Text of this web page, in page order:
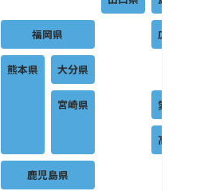
福岡県 広島県
熊本県 大分県
宮崎県 愛媛県
高知県
鹿児島県